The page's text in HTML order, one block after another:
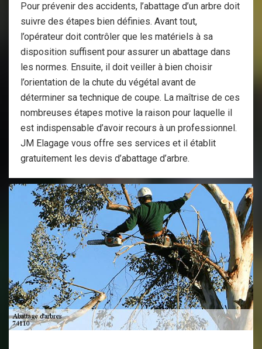
Pour prévenir des accidents, l’abattage d’un arbre doit
suivre des étapes bien définies. Avant tout,
l’opérateur doit contrôler que les matériels à sa
disposition suffisent pour assurer un abattage dans
les normes. Ensuite, il doit veiller à bien choisir
l’orientation de la chute du végétal avant de
déterminer sa technique de coupe. La maîtrise de ces
nombreuses étapes motive la raison pour laquelle il
est indispensable d’avoir recours à un professionnel.
JM Elagage vous offre ses services et il établit
gratuitement les devis d’abattage d’arbre.